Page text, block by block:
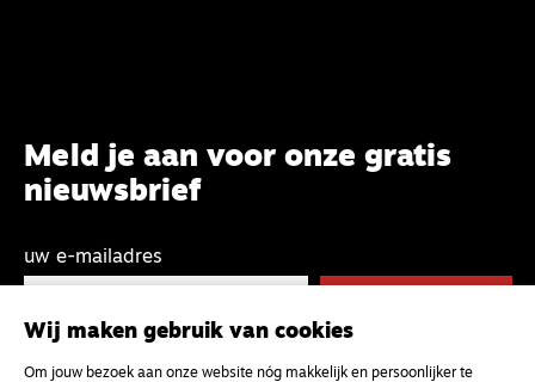
Meld je aan voor onze gratis
nieuwsbrief
uw e-mailadres
Wij maken gebruik van cookies
Om jouw bezoek aan onze website nóg makkelijk en persoonlijker te